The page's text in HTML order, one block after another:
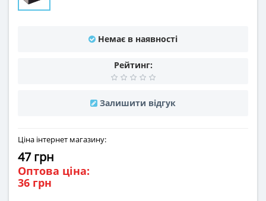
Немає в наявності
Рейтинг:
Залишити відгук
Ціна інтернет магазину:
47 грн
Оптова ціна:
36 грн